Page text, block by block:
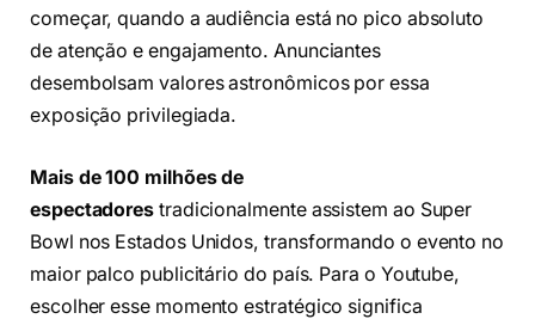
começar, quando a audiência está no pico absoluto
de atenção e engajamento. Anunciantes
desembolsam valores astronômicos por essa
exposição privilegiada.
Mais de 100 milhões de
espectadores tradicionalmente assistem ao Super
Bowl nos Estados Unidos, transformando o evento no
maior palco publicitário do país. Para o Youtube,
escolher esse momento estratégico significa